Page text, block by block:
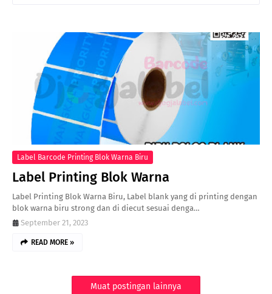
Label Barcode Printing Blok Warna Biru
Label Printing Blok Warna
Label Printing Blok Warna Biru, Label blank yang di printing dengan
blok warna biru strong dan di diecut sesuai denga…
September 21, 2023
READ MORE »
Muat postingan lainnya